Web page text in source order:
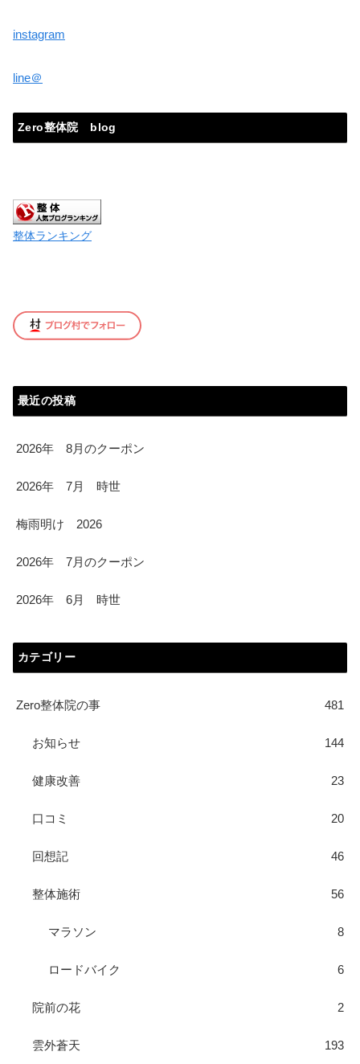
instagram
line＠
Zero整体院 blog
整体ランキング
最近の投稿
2026年 8月のクーポン
2026年 7月 時世
梅雨明け 2026
2026年 7月のクーポン
2026年 6月 時世
カテゴリー
Zero整体院の事 481
お知らせ 144
健康改善 23
口コミ 20
回想記 46
整体施術 56
マラソン 8
ロードバイク 6
院前の花 2
雲外蒼天 193